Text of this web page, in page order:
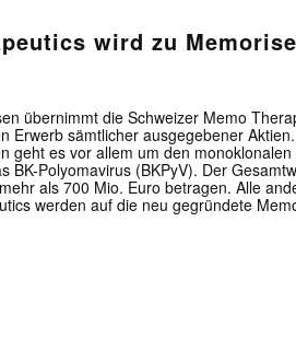
wird zu
übernimmt die Schweizer Memo
Erwerb sämtlicher ausgegebener
geht es vor allem um den
BK-Polyomavirus (BKPyV). Der
als 700 Mio. Euro betragen. Alle
werden auf die neu gegründete